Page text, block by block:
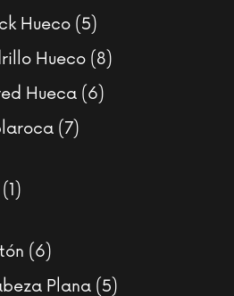
productos
Hueco 55
productos
Hueco 88
Hueca 66
77
11
66
productos
Plana 55